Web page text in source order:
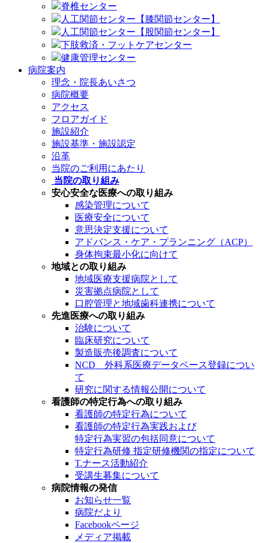
脊椎センター
人工関節センター【膝関節センター】
人工関節センター【股関節センター】
下肢救済・フットケアセンター
健康管理センター
病院案内
理念・院長あいさつ
病院概要
アクセス
フロアガイド
施設紹介
施設基準・施設認定
沿革
当院のご利用にあたり
当院の取り組み
安心安全な医療への取り組み
感染管理について
医療安全について
意思決定支援について
アドバンス・ケア・プランニング（ACP）
身体拘束最小化に向けて
地域との取り組み
地域医療支援病院として
災害拠点病院として
口腔管理と地域歯科連携について
先進医療への取り組み
治験について
臨床研究について
製造販売後調査について
NCD 外科系医療データベース登録につい
て
研究に関する情報公開について
看護師の特定行為への取り組み
看護師の特定行為について
看護師の特定行為実践および
特定行為実習の包括同意について
特定行為研修 指定研修機関の指定について
T.ナース活動紹介
受講生募集について
病院情報の発信
お知らせ一覧
病院だより
Facebookページ
メディア掲載